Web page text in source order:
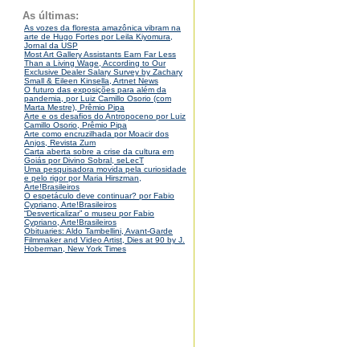
As últimas:
As vozes da floresta amazônica vibram na
arte de Hugo Fortes por Leila Kiyomura,
Jornal da USP
Most Art Gallery Assistants Earn Far Less
Than a Living Wage, According to Our
Exclusive Dealer Salary Survey by Zachary
Small & Eileen Kinsella, Artnet News
O futuro das exposições para além da
pandemia, por Luiz Camillo Osorio (com
Marta Mestre), Prêmio Pipa
Arte e os desafios do Antropoceno por Luiz
Camillo Osorio, Prêmio Pipa
Arte como encruzilhada por Moacir dos
Anjos, Revista Zum
Carta aberta sobre a crise da cultura em
Goiás por Divino Sobral, seLecT
Uma pesquisadora movida pela curiosidade
e pelo rigor por Maria Hirszman,
Arte!Brasileiros
O espetáculo deve continuar? por Fabio
Cypriano, Arte!Brasileiros
“Desverticalizar” o museu por Fabio
Cypriano, Arte!Brasileiros
Obituaries: Aldo Tambellini, Avant-Garde
Filmmaker and Video Artist, Dies at 90 by J.
Hoberman, New York Times